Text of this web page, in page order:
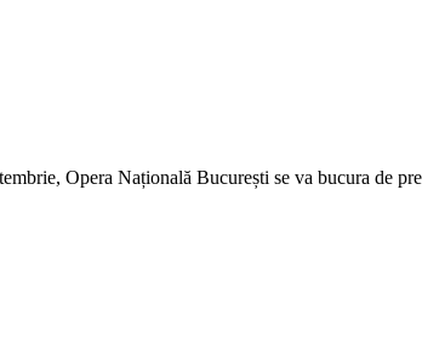
Opera Națională București se va bucura de